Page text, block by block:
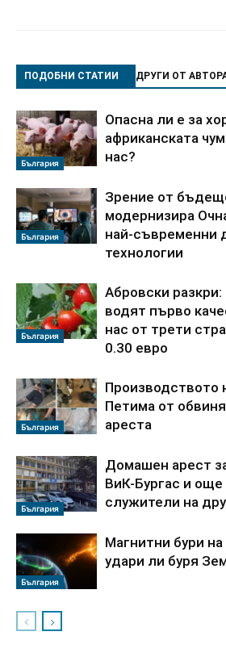
ПОДОБНИ СТАТИИ ДРУГИ ОТ
България
Опасна ли е за
африканската
нас?
България
Зрение от
модернизира
най-съвременни
технологии
България
Абровски
водят първо
нас от трети
0.30 евро
България
Производството
Петима от
ареста
България
Домашен арест
ВиК-Бургас и
служители на
България
Магнитни бури
удари ли буря